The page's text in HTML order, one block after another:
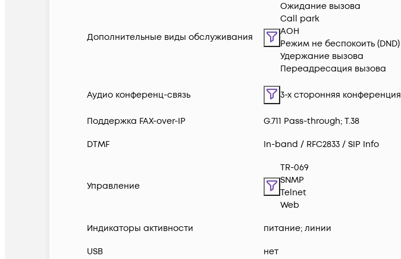
Дополнительные виды обслуживания
Ожидание вызова
Call park
АОН
Режим не беспокоить (DND)
Удержание вызова
Переадресация вызова
Аудио конференц-связь 3-х сторонняя конференция
Поддержка FAX-over-IP G.711 Pass-through; T.38
DTMF In-band / RFC2833 / SIP Info
Управление
TR-069
SNMP
Telnet
Web
Индикаторы активности питание; линии
USB нет